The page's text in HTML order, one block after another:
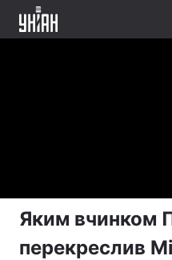
Яким вчинком
перекреслив